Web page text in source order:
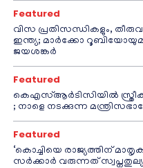
Featured
വിസ പ്രതിസന്ധികളും,
ഇന്ത്യ; മാർക്കോ
ജയശങ്കർ
Featured
കെഎസ്ആർടിസിയിൽ
; നാളെ നടക്കുന്ന
Featured
‘കൊച്ചിയെ രാജ്യത്തിന്
സർക്കാർ വരുന്നത്